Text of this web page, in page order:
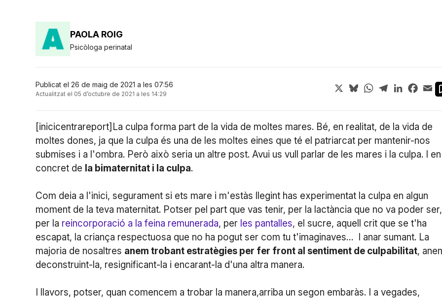
PAOLA ROIG
Psicòloga perinatal
Publicat el 26 de maig de 2021 a les 07:56
Actualitzat el 05 d’octubre de 2021 a les 14:29
X BlueskyWhatsApp
TelegramLinkedIn
[inicicentrareport]La culpa forma part de la vida de moltes mares. Bé, en realitat, de la vida de
moltes dones, ja que la culpa és una de les moltes eines que té el patriarcat per mantenir-nos
submises i a l'ombra. Però això seria un altre post. Avui us vull parlar de les mares i la culpa. I en
concret de la bimaternitat i la culpa.
Com deia a l'inici, segurament si ets mare i m'estàs llegint has experimentat la culpa en algun
moment de la teva maternitat. Potser pel part que vas tenir, per la lactància que no va poder ser,
per la reincorporació a la feina remunerada, per les pantalles, el sucre, aquell crit que se t'ha
escapat, la criança respectuosa que no ha pogut ser com tu t'imaginaves… I anar sumant. La
majoria de nosaltres anem trobant estratègies per fer front al sentiment de culpabilitat,
deconstruint-la, resignificant-la i encarant-la d'una altra manera.
I llavors, potser, quan comencem a trobar la manera,arriba un segon embaràs. I a vegades,